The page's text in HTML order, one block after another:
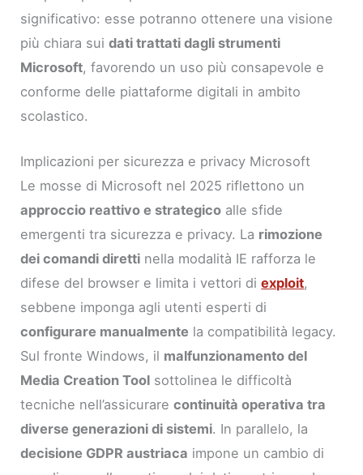
significativo: esse potranno ottenere una visione
più chiara suidati trattati dagli strumenti
Microsoft, favorendo un uso più consapevole e
conforme delle piattaforme digitali in ambito
scolastico.
Implicazioni per sicurezza e privacy Microsoft
Le mosse di Microsoft nel 2025 riflettono un
approccio reattivo e strategico alle sfide
emergenti tra sicurezza e privacy. La rimozione
dei comandi diretti nella modalità IE rafforza le
difese del browser e limita i vettori diexploit,
sebbene imponga agli utenti esperti di
configurare manualmente la compatibilità legacy.
Sul fronte Windows, il malfunzionamento del
Media Creation Tool sottolinea le difficoltà
tecniche nell’assicurarecontinuità operativa tra
diverse generazioni di sistemi. In parallelo, la
decisione GDPR austriaca impone un cambio di